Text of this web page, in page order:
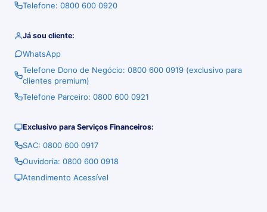
Telefone: 0800 600 0920
Já sou cliente:
WhatsApp
Telefone Dono de Negócio: 0800 600 0919 (exclusivo para
clientes premium)
Telefone Parceiro: 0800 600 0921
Exclusivo para Serviços Financeiros:
SAC: 0800 600 0917
Ouvidoria: 0800 600 0918
Atendimento Acessível